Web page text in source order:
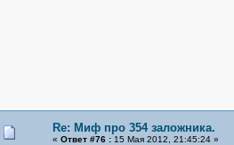
Re: Миф про 354 заложника.
« Ответ #76 :15 Мая 2012, 21:45:24 »